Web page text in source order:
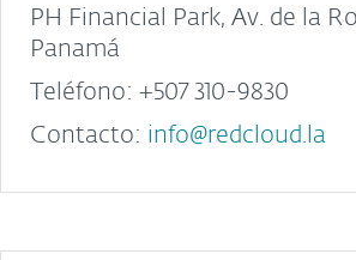
PH Financial Park, Av. de la
Panamá
Teléfono: +507 310-9830
Contacto: info@redcloud.la